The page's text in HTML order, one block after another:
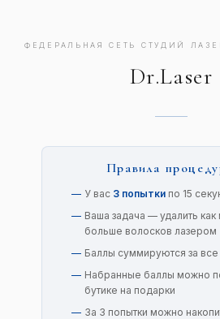
ФЕДЕРАЛЬНАЯ СЕТЬ СТУДИЙ
Dr.Laser
Правила
У вас 3 попыткипо 15
Ваша задача — удалить
больше волосков лазером
Баллы суммируются за все
Набранные баллы можно
бутике на подарки
За 3 попытки можно
0 0
Всего удалено волосков:
Лучший результат за сессию:
Осталось на балансе: 0